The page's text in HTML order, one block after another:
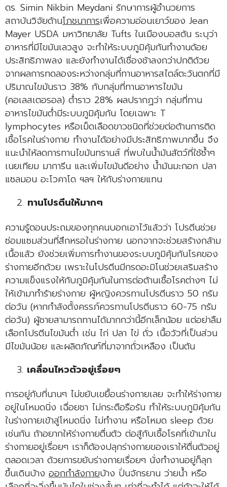
ดร. Simin Nikbin Meydani รักษาการผู้อำนวยการ
สถาบันวิจัยด้านโภชนาการเพื่อความอ่อนเยาว์ของ Jean
Mayer USDA มหาวิทยาลัย Tufts ในเมืองบอสตัน ระบุว่า
อาหารที่มีไขมันเลวสูง จะทำให้ระบบภูมิคุ้มกันทำงานด้อย
ประสิทธิภาพลง และยังทำงานได้เชื่องช้าลงกว่าปกติด้วย
จากผลการทดลองระหว่างกลุ่มที่ทานอาหารสไตล์ตะวันตกที่มี
ปริมาณไขมันราว 38% กับกลุ่มที่ทานอาหารไขมัน
(คอเลสเตอรอล) ต่ำราว 28% ผลปรากฏว่า กลุ่มที่ทาน
อาหารไขมันต่ำมีระบบภูมิคุ้มกัน โดยเฉพาะ T
lymphocytes หรือเม็ดเลือดขาวชนิดที่ช่วยต่อต้านการติด
เชื้อโรคในร่างกาย ทำงานได้อย่างมีประสิทธิภาพมากขึ้น จึง
แนะนำให้ลดการทานไขมันทรานส์ ที่พบในน้ำมันสัตว์ที่ใช้ซ้ำๆ
เนยเทียม มาการีน และเพิ่มไขมันดีอย่าง น้ำมันมะกอก ปลา
แซลมอน อะโวคาโด ฯลฯ ให้กับร่างกายแทน
ทานโปรตีนให้มากๆ
ความรู้ตอนประถมของทุกคนบอกเอาไว้แล้วว่า โปรตีนช่วย
ซ่อมแซมส่วนที่สึกหรอในร่างกาย นอกจากจะช่วยสร้างกล้าม
เนื้อแล้ว ยังช่วยเพิ่มการทำงานของระบบภูมิคุ้มกันโรคของ
ร่างกายอีกด้วย เพราะในโปรตีนมีกรดอะมิโนช่วยเสริมสร้าง
ความแข็งแรงให้กับภูมิคุ้มกันในการต่อต้านเชื้อโรคต่างๆ ไม่
ให้เข้ามาทำร้ายร่างกาย ผู้หญิงควรทานโปรตีนราว 50 กรัม
ต่อวัน (หากกำลังตั้งครรภ์ควรทานโปรตีนราว 60-75 กรัม
ต่อวัน) ผู้ชายสามารถทานได้มากกว่านี้อีกเล็กน้อย แต่อย่าลืม
เลือกโปรตีนไขมันต่ำ เช่น ไก่ ปลา ไข่ ถั่ว เนื้อวัวที่เป็นส่วน
มีไขมันน้อย และผลิตภัณฑ์ที่มาจากถั่วเหลือง เป็นต้น
เคลื่อนไหวตัวอยู่เรื่อยๆ
การอยู่กับที่นานๆ ไม่ขยับเขยื้อนร่างกายเลย จะทำให้ร่างกาย
อยู่ในโหมดนิ่ง เฉื่อยชา ไม่กระตือรือร้น ทำให้ระบบภูมิคุ้มกัน
ในร่างกายเข้าสู่โหมดนิ่ง ไม่ทำงาน หรือโหมด sleep ด้วย
เช่นกัน ถ้าอยากให้ร่างกายตื่นตัว ต่อสู้กับเชื้อโรคที่เข้ามาใน
ร่างกายอยู่เรื่อยๆ เราก็ต้องปลุกร่างกายของเราให้ตื่นตัวอยู่
ตลอดเวลา ด้วยการขยับร่างกายเรื่อยๆ นั่งทำงานอยู่ก็ลุก
ขึ้นเดินบ้าง ออกกำลังกายบ้าง ปั่นจักรยาน ว่ายน้ำ หรือ